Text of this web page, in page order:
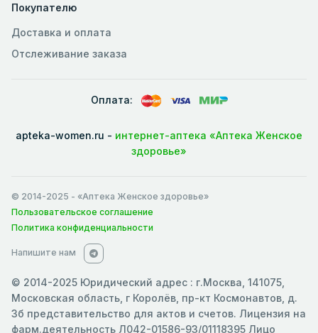
Покупателю
Доставка и оплата
Отслеживание заказа
Оплата:
apteka-women.ru - интернет-аптека «Аптека Женское
здоровье»
© 2014-2025 - «Аптека Женское здоровье»
Пользовательское соглашение
Политика конфиденциальности
Напишите нам
© 2014-2025 Юридический адрес : г.Москва, 141075,
Московская область, г Королёв, пр-кт Космонавтов, д.
3б представительство для актов и счетов. Лицензия на
фарм.деятельность Л042-01586-93/01118395 Лицо